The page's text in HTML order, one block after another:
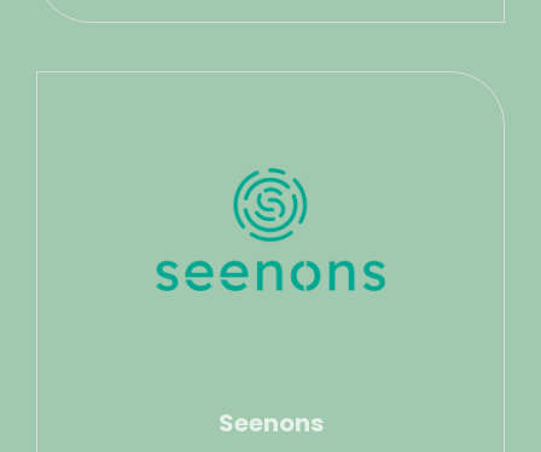
Seenons